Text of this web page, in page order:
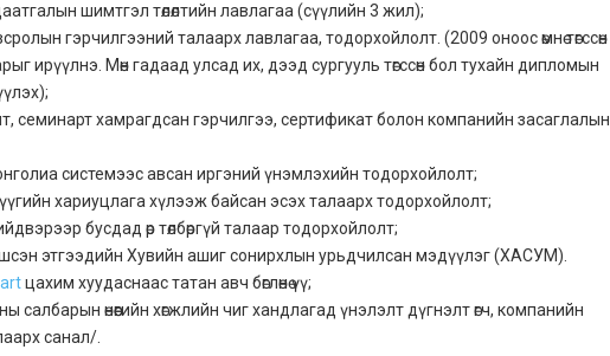
шимтгэл төлөлтийн лавлагаа (сүүлийн 3 жил);
гэрчилгээний талаарх лавлагаа, тодорхойлолт. (2009 оноос өмнө төгссөн
ирүүлнэ. Мөн гадаад улсад их, дээд сургууль төгссөн бол тухайн дипломын
семинарт хамрагдсан гэрчилгээ, сертификат болон компанийн засаглалын
системээс авсан иргэний үнэмлэхийн тодорхойлолт;
хариуцлага хүлээж байсан эсэх талаарх тодорхойлолт;
бусдад өр төлбөргүй талаар тодорхойлолт;
этгээдийн Хувийн ашиг сонирхлын урьдчилсан мэдүүлэг (ХАСУМ).
цахим хуудаснаас татан авч бөглөнө үү;
салбарын өнөөгийн хөгжлийн чиг хандлагад үнэлэлт дүгнэлт өгч, компанийн
санал/.